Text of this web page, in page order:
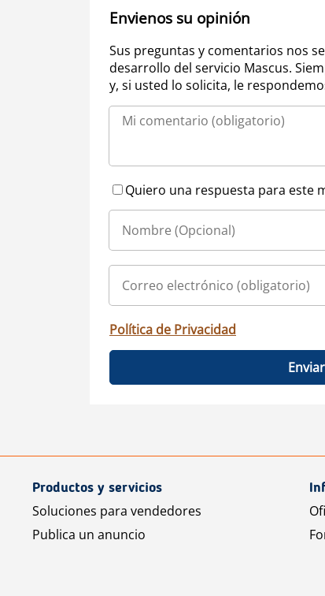
Envienos su opinión
Sus preguntas y comentarios nos
desarrollo del servicio Mascus.
y, si usted lo solicita, le
Quiero una respuesta para este
Política de Privacidad
Enviar
Productos y servicios
Soluciones para vendedores
Publica un anuncio